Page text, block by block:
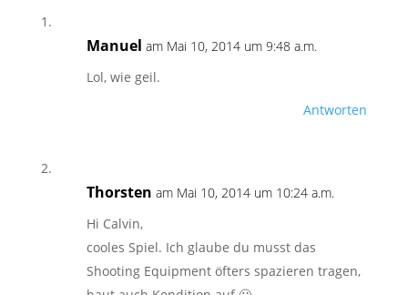
Manuel am Mai 10, 2014 um 9:48 a.m.
Lol, wie geil.
Antworten
Thorsten am Mai 10, 2014 um 10:24 a.m.
Hi Calvin,
cooles Spiel. Ich glaube du musst das
Shooting Equipment öfters spazieren tragen,